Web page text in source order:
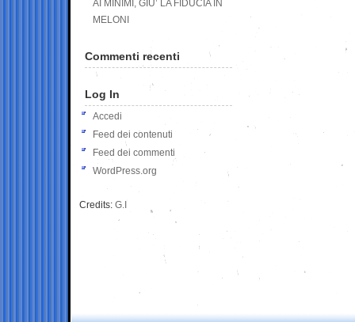
AI MINIMI, GIU’ LA FIDUCIA IN
MELONI
Commenti recenti
Log In
Accedi
Feed dei contenuti
Feed dei commenti
WordPress.org
Credits: G.I